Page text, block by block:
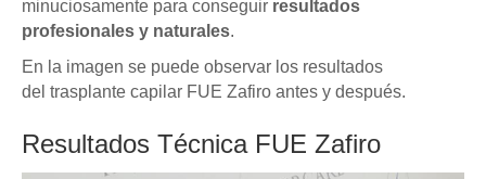
minuciosamente para conseguir resultados
profesionales y naturales.
En la imagen se puede observar los resultados
del trasplante capilar FUE Zafiro antes y después.
Resultados Técnica FUE Zafiro